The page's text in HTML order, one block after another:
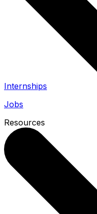
Internships
Jobs
Resources